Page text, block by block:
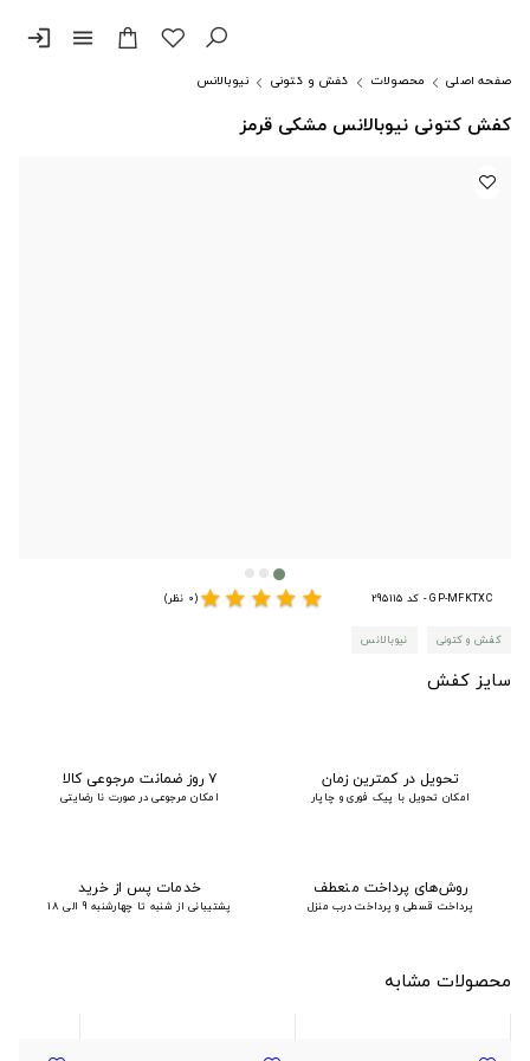
menu
login
صفحه اصلی محصولات کفش و کتونی نیوبالانس
کفش کتونی نیوبالانس مشکی قرمز
GP-MFKTXC - کد 295115 star
star
star
star
star(0 نظر)
کفش و کتونی نیوبالانس
سایز کفش
تحویل در کمترین زمان
امکان تحویل با پیک فوری و چاپار
۷ روز ضمانت مرجوعی کالا
امکان مرجوعی در صورت نا رضایتی
روش‌های پرداخت منعطف
پرداخت قسطی و پرداخت درب منزل
خدمات پس از خرید
پشتیبانی از شنبه تا چهارشنبه 9 الی 18
محصولات مشابه